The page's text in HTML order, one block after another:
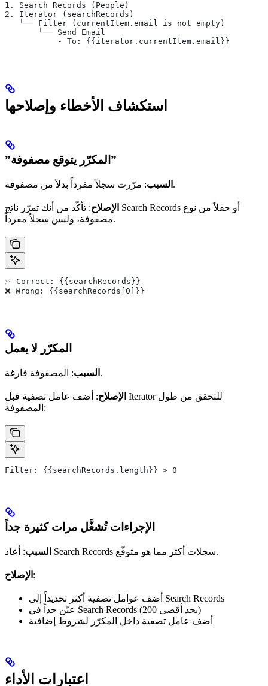
1. Search Records (People)
2. Iterator (searchRecords)
   └── Filter (currentItem.email is not empty)
       └── Send Email
           - To: {{iterator.currentItem.email}}
استكشاف الأخطاء وإصلاحها
”المكرّر يتوقع مصفوفة”
السبب : مرّرت سجلاً مفرداً بدلاً من مصفوفة.
الإصلاح: تأكّد من أنك تمرّر ناتج Search Records أو حقلاً من نوع
مصفوفة، وليس سجلاً مفرداً.
✅ Correct: {{searchRecords}}
❌ Wrong: {{searchRecords[0]}}
المكرّر لا يعمل
السبب : المصفوفة فارغة.
الإصلاح: أضف عامل تصفية قبل Iterator للتحقق من طول
المصفوفة:
Filter: {{searchRecords.length}} > 0
الإجراءات تُشغَّل مرات كثيرة جداً
السبب : أعاد Search Records سجلات أكثر مما هو متوقّع.
الإصلاح :
أضف عوامل تصفية أكثر تحديداً إلى Search Records
عيّن حداً في Search Records (بحد أقصى 200)
أضف عامل تصفية داخل المكرّر لشروط إضافية
اعتبارات الأداء